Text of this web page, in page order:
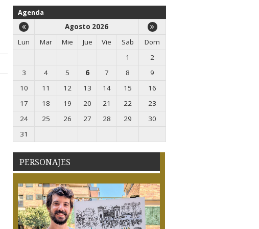
Agenda
Agosto 2026
Lun
Mar Mie Jue Vie Sab
Dom
1
2
3
4 5 6 7 8
9
10
11 12 13 14 15
16
17
18 19 20 21 22
23
24
25 26 27 28 29
30
31
PERSONAJES